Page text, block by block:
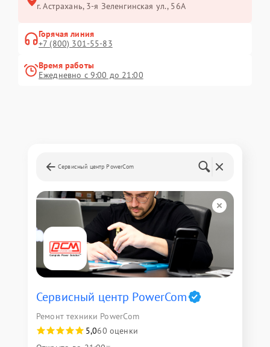
г. Астрахань, 3-я Зеленгинская ул., 56А
Горячая линия
+7 (800) 301-55-83
Время работы
Ежедневно с 9:00 до 21:00
Сервисный центр PowerCom
Сервисный центр PowerCom
Ремонт техники PowerCom
5,060 оценки